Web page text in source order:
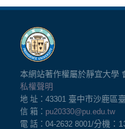
本網站著作權屬於靜宜大學
私權聲明
地 址：43301 臺中市沙鹿區
信 箱： pu20330@pu.edu.tw
電 話：04-2632 8001/分機：